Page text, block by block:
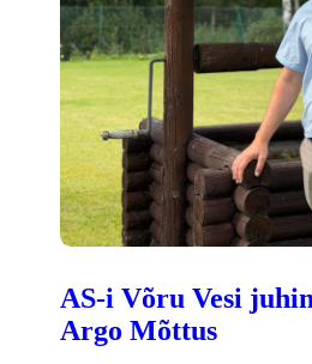
AS-i Võru Vesi
Argo Mõttus